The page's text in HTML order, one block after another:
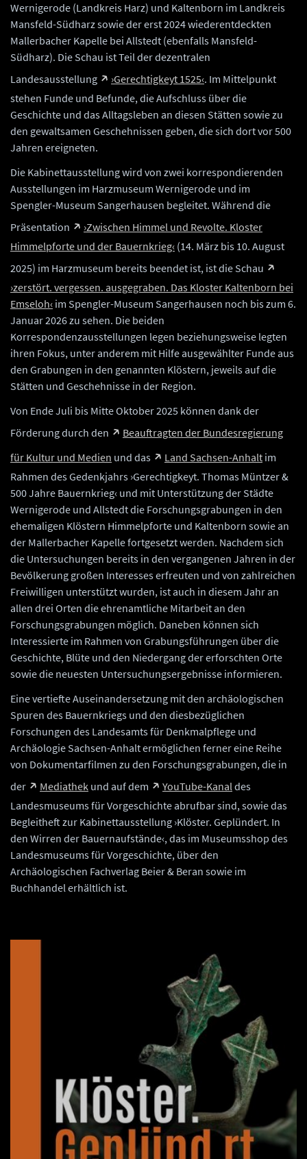
Wernigerode (Landkreis Harz) und Kaltenborn im Landkreis
Mansfeld-Südharz sowie der erst 2024 wiederentdeckten
Mallerbacher Kapelle bei Allstedt (ebenfalls Mansfeld-
Südharz). Die Schau ist Teil der dezentralen
Landesausstellung
›Gerechtigkeyt 1525‹. Im Mittelpunkt
stehen Funde und Befunde, die Aufschluss über die
Geschichte und das Alltagsleben an diesen Stätten sowie zu
den gewaltsamen Geschehnissen geben, die sich dort vor 500
Jahren ereigneten.
Die Kabinettausstellung wird von zwei korrespondierenden
Ausstellungen im Harzmuseum Wernigerode und im
Spengler-Museum Sangerhausen begleitet. Während die
Präsentation
›Zwischen Himmel und Revolte. Kloster
Himmelpforte und der Bauernkrieg‹ (14. März bis 10. August
2025) im Harzmuseum bereits beendet ist, ist die Schau
›zerstört. vergessen. ausgegraben. Das Kloster Kaltenborn bei
Emseloh‹ im Spengler-Museum Sangerhausen noch bis zum 6.
Januar 2026 zu sehen. Die beiden
Korrespondenzausstellungen legen beziehungsweise legten
ihren Fokus, unter anderem mit Hilfe ausgewählter Funde aus
den Grabungen in den genannten Klöstern, jeweils auf die
Stätten und Geschehnisse in der Region.
Von Ende Juli bis Mitte Oktober 2025 können dank der
Förderung durch den
Beauftragten der Bundesregierung
für Kultur und Medien und das Land Sachsen-Anhalt im
Rahmen des Gedenkjahrs ›Gerechtigkeyt. Thomas Müntzer &
500 Jahre Bauernkrieg‹ und mit Unterstützung der Städte
Wernigerode und Allstedt die Forschungsgrabungen in den
ehemaligen Klöstern Himmelpforte und Kaltenborn sowie an
der Mallerbacher Kapelle fortgesetzt werden. Nachdem sich
die Untersuchungen bereits in den vergangenen Jahren in der
Bevölkerung großen Interesses erfreuten und von zahlreichen
Freiwilligen unterstützt wurden, ist auch in diesem Jahr an
allen drei Orten die ehrenamtliche Mitarbeit an den
Forschungsgrabungen möglich. Daneben können sich
Interessierte im Rahmen von Grabungsführungen über die
Geschichte, Blüte und den Niedergang der erforschten Orte
sowie die neuesten Untersuchungsergebnisse informieren.
Eine vertiefte Auseinandersetzung mit den archäologischen
Spuren des Bauernkriegs und den diesbezüglichen
Forschungen des Landesamts für Denkmalpflege und
Archäologie Sachsen-Anhalt ermöglichen ferner eine Reihe
von Dokumentarfilmen zu den Forschungsgrabungen, die in
der
Mediathek und auf dem YouTube-Kanaldes
Landesmuseums für Vorgeschichte abrufbar sind, sowie das
Begleitheft zur Kabinettausstellung ›Klöster. Geplündert. In
den Wirren der Bauernaufstände‹, das im Museumsshop des
Landesmuseums für Vorgeschichte, über den
Archäologischen Fachverlag Beier & Beran sowie im
Buchhandel erhältlich ist.